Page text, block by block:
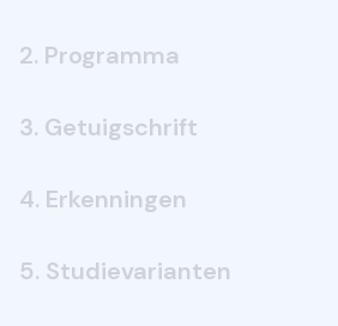
2. Programma
3. Getuigschrift
4. Erkenningen
5. Studievarianten